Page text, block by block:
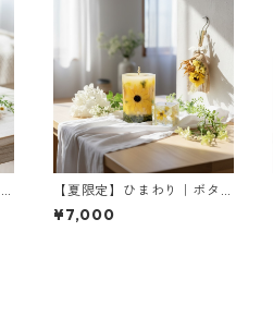
【夏限定】ひまわり｜ボタ
ニカルキャンドルML＆ミニ
ジェルキャンドル＆ミニブ
¥7,000